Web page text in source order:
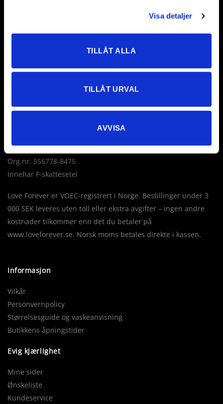
Visa detaljer
TILLÅT ALLA
TILLÅT URVAL
AVVISA
Evig kjærlighet AB
Sverige
E-post:info@loveforever.se
Org.nr: 556778-8475
Innehar F-skattesetel
Love Forever er VOEC-registrert i Norge. Bestillinger under 3
000 SEK leveres uten toll eller ekstra avgifter – ingen andre
kostnader tilkommer enn det du betaler på
www.loveforever.se. Norsk moms betales direkte i kassen.
Informasjon
Vilkår
Personvernpolicy
Størrelsesguide og vaskeanvisning
Butikkens åpningstider
Evig kjærlighet
Mine sider
Ønskeliste
Kundeservice